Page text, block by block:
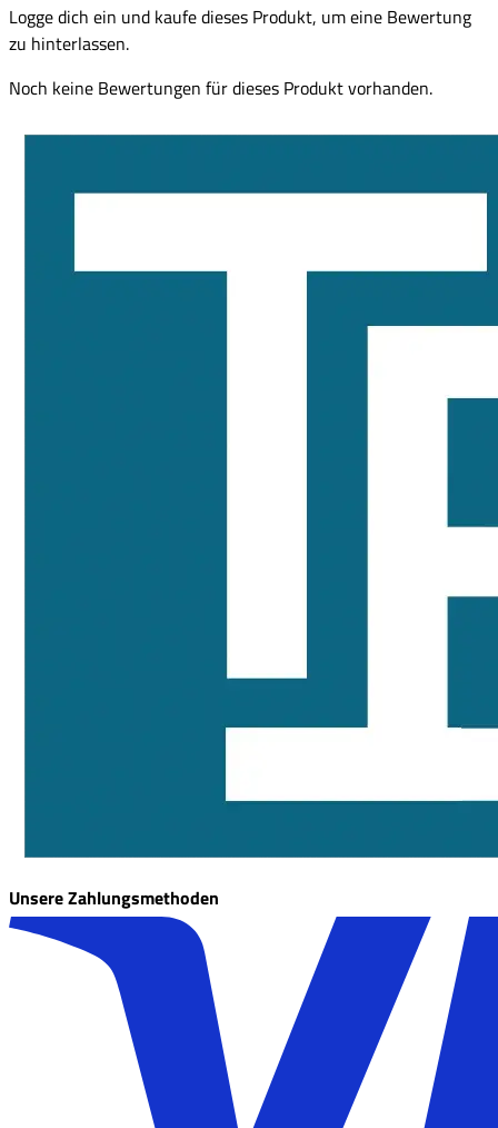
Logge dich ein und kaufe dieses Produkt, um eine Bewertung
zu hinterlassen.
Noch keine Bewertungen für dieses Produkt vorhanden.
Unsere Zahlungsmethoden